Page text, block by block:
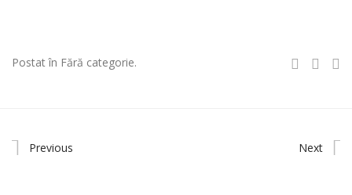
Postat în Fără categorie.
Previous Next